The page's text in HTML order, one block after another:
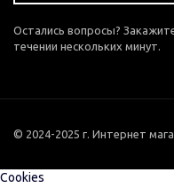
Остались вопросы?
течении нескольких минут.
© 2024-2025 г. Интернет
Cookies